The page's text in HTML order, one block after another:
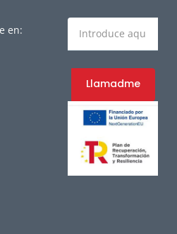
en:
Llamadme